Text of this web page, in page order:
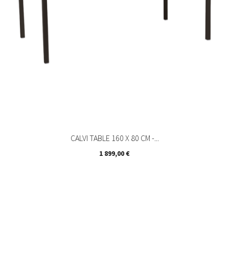
CALVI TABLE 160 X 80 CM -...
Prix
1 899,00 €